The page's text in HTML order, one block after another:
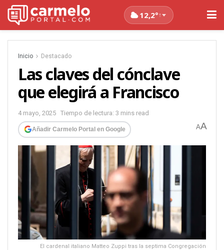
12,2°↑
Inicio Destacado
Las claves del cónclave
que elegirá a Francisco
4 mayo, 2025 Tiempo de lectura: 3 mins read
Añadir Carmelo Portal en Google AA
El cardenal italiano Matteo Zuppi tras la septima Congregación